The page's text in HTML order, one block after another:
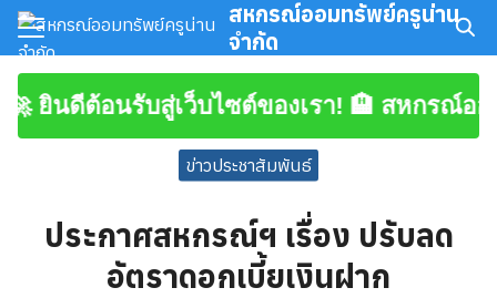
Skip
content
สหกรณ์ออมทรัพย์ครูน่าน
จำกัด
for:
นดีต้อนรับสู่เว็บไซต์ของเรา! 🏨 สหกรณ์ออมท
ข่าวประชาสัมพันธ์
ประกาศสหกรณ์ฯ เรื่อง ปรับลด
อัตราดอกเบี้ยเงินฝาก